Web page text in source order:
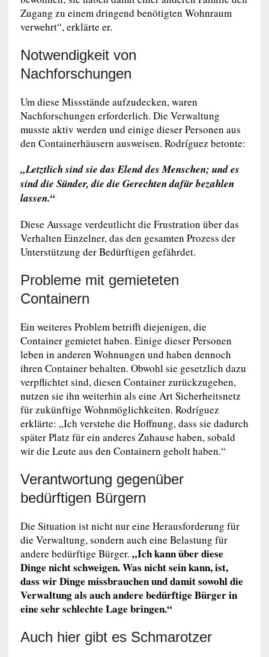
Zugang zu einem dringend benötigten Wohnraum
verwehrt“, erklärte er.
Notwendigkeit von
Nachforschungen
Um diese Missstände aufzudecken, waren
Nachforschungen erforderlich. Die Verwaltung
musste aktiv werden und einige dieser Personen aus
den Containerhäusern ausweisen. Rodríguez betonte:
„Letztlich sind sie das Elend des Menschen; und es
sind die Sünder, die die Gerechten dafür bezahlen
lassen.“
Diese Aussage verdeutlicht die Frustration über das
Verhalten Einzelner, das den gesamten Prozess der
Unterstützung der Bedürftigen gefährdet.
Probleme mit gemieteten
Containern
Ein weiteres Problem betrifft diejenigen, die
Container gemietet haben. Einige dieser Personen
leben in anderen Wohnungen und haben dennoch
ihren Container behalten. Obwohl sie gesetzlich dazu
verpflichtet sind, diesen Container zurückzugeben,
nutzen sie ihn weiterhin als eine Art Sicherheitsnetz
für zukünftige Wohnmöglichkeiten. Rodríguez
erklärte: „Ich verstehe die Hoffnung, dass sie dadurch
später Platz für ein anderes Zuhause haben, sobald
wir die Leute aus den Containern geholt haben.“
Verantwortung gegenüber
bedürftigen Bürgern
Die Situation ist nicht nur eine Herausforderung für
die Verwaltung, sondern auch eine Belastung für
andere bedürftige Bürger. „Ich kann über diese
Dinge nicht schweigen. Was nicht sein kann, ist,
dass wir Dinge missbrauchen und damit sowohl die
Verwaltung als auch andere bedürftige Bürger in
eine sehr schlechte Lage bringen.“
Auch hier gibt es Schmarotzer